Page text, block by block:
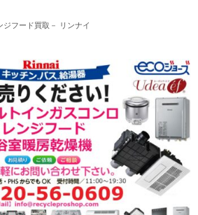
フード買取－ リンナイ